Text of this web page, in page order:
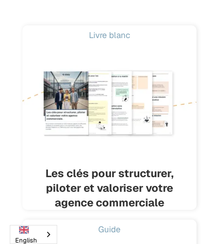
Livre blanc
Les clés pour structurer,
piloter et valoriser votre
agence commerciale
Guide
English